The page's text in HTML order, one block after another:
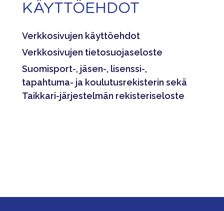
KÄYTTÖEHDOT
Verkkosivujen käyttöehdot
Verkkosivujen tietosuojaseloste
Suomisport-, jäsen-, lisenssi-,
tapahtuma- ja koulutusrekisterin sekä
Taikkari-järjestelmän rekisteriseloste